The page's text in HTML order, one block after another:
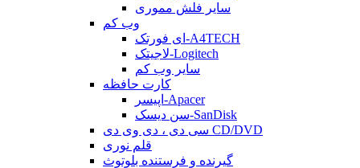
سایر فلش مموری
وب کم
ای فورتک-A4TECH
لاجیتک-Logitech
سایر وب کم
کارت حافظه
اپیسر-Apacer
سن دیسک-SanDisk
سی دی ، دی وی دی CD/DVD
قلم نوری
گیرنده و فرستنده بلوتوث